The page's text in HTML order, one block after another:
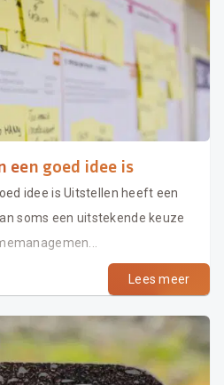
goed idee is
idee is Uitstellen heeft een
soms een uitstekende keuze
Lees meer